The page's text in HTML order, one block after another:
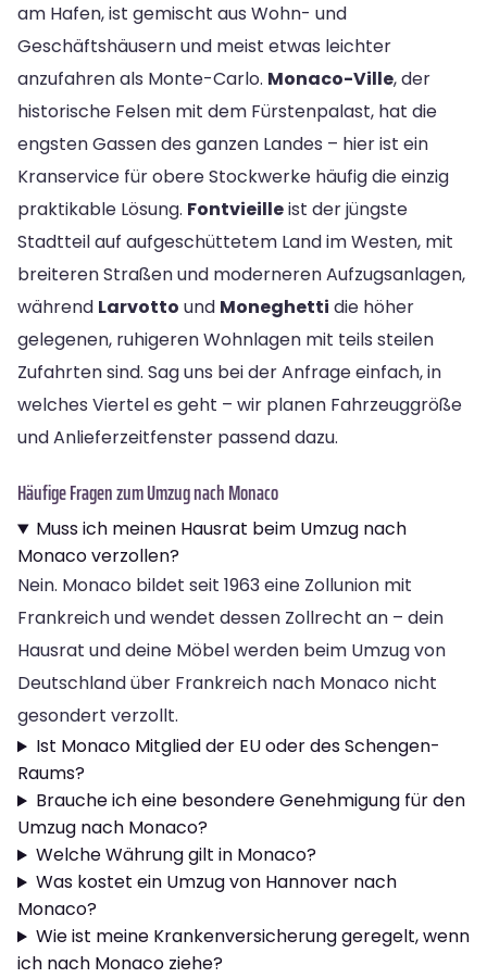
am Hafen, ist gemischt aus Wohn- und
Geschäftshäusern und meist etwas leichter
anzufahren als Monte-Carlo. Monaco-Ville, der
historische Felsen mit dem Fürstenpalast, hat die
engsten Gassen des ganzen Landes – hier ist ein
Kranservice für obere Stockwerke häufig die einzig
praktikable Lösung. Fontvieilleist der jüngste
Stadtteil auf aufgeschüttetem Land im Westen, mit
breiteren Straßen und moderneren Aufzugsanlagen,
während Larvotto und Moneghetti die höher
gelegenen, ruhigeren Wohnlagen mit teils steilen
Zufahrten sind. Sag uns bei der Anfrage einfach, in
welches Viertel es geht – wir planen Fahrzeuggröße
und Anlieferzeitfenster passend dazu.
Häufige Fragen zum Umzug nach Monaco
Muss ich meinen Hausrat beim Umzug nach
Monaco verzollen?
Nein. Monaco bildet seit 1963 eine Zollunion mit
Frankreich und wendet dessen Zollrecht an – dein
Hausrat und deine Möbel werden beim Umzug von
Deutschland über Frankreich nach Monaco nicht
gesondert verzollt.
Ist Monaco Mitglied der EU oder des Schengen-
Raums?
Brauche ich eine besondere Genehmigung für den
Umzug nach Monaco?
Welche Währung gilt in Monaco?
Was kostet ein Umzug von Hannover nach
Monaco?
Wie ist meine Krankenversicherung geregelt, wenn
ich nach Monaco ziehe?